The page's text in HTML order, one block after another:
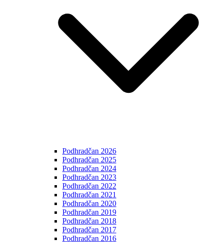
Podhradčan 2026
Podhradčan 2025
Podhradčan 2024
Podhradčan 2023
Podhradčan 2022
Podhradčan 2021
Podhradčan 2020
Podhradčan 2019
Podhradčan 2018
Podhradčan 2017
Podhradčan 2016